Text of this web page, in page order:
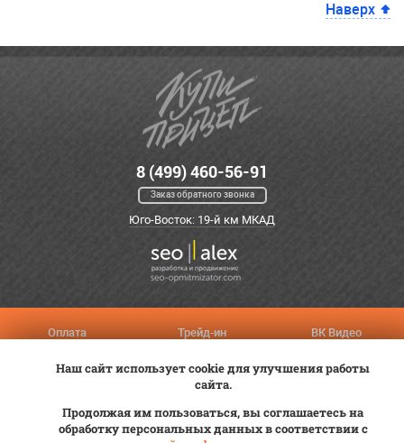
Наверх
8 (499) 460-56-91
Заказ обратного звонка
Юго-Восток: 19-й км МКАД
Оплата
Трейд-ин
Статьи
ВК Видео
© 2012—2026 «Купи прицеп»™ (ООО «Авангард», ИНН 9723035587)
Наш сайт использует cookie для улучшения работы
сайта.
Продолжая им пользоваться, вы соглашаетесь на
обработку персональных данных в соответствии с